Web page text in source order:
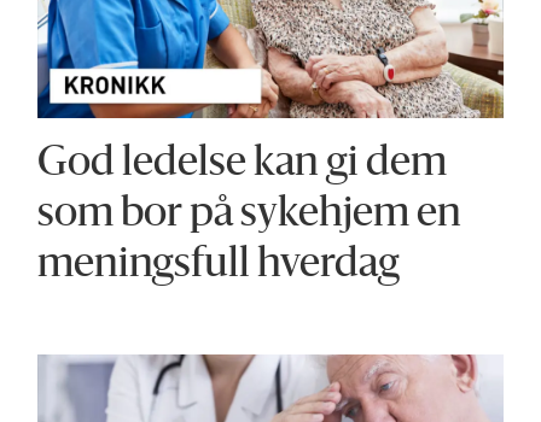
God ledelse kan gi dem
som bor på sykehjem en
meningsfull hverdag